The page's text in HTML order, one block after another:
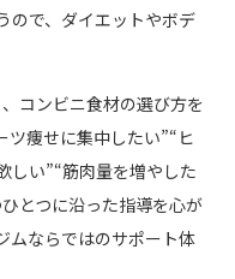
ので、ダイエットやボデ
コンビニ食材の選び方を
痩せに集中したい”“ヒ
しい”“筋肉量を増やした
とつに沿った指導を心が
ムならではのサポート体